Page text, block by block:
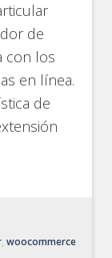
de
con los
en línea.
de
, woocommerce